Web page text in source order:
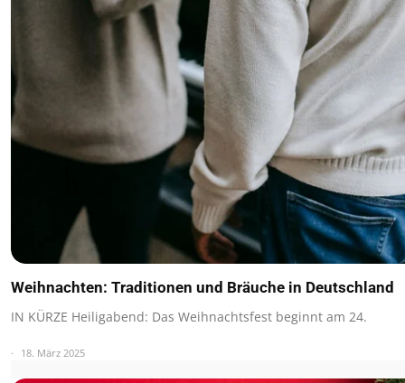
Weihnachten: Traditionen und Bräuche in Deutschland
IN KÜRZE Heiligabend: Das Weihnachtsfest beginnt am 24.
18. März 2025